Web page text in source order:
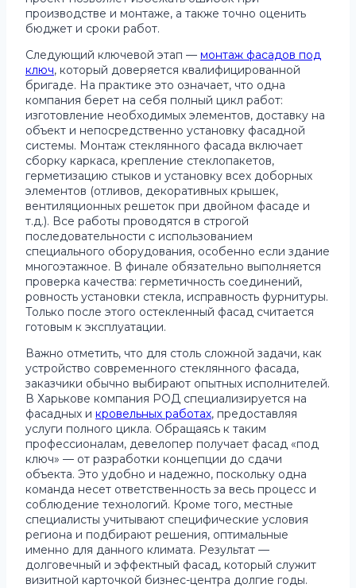
производстве и монтаже, а также точно оценить
бюджет и сроки работ.
Следующий ключевой этап — монтаж фасадов под
ключ, который доверяется квалифицированной
бригаде. На практике это означает, что одна
компания берет на себя полный цикл работ:
изготовление необходимых элементов, доставку на
объект и непосредственно установку фасадной
системы. Монтаж стеклянного фасада включает
сборку каркаса, крепление стеклопакетов,
герметизацию стыков и установку всех доборных
элементов (отливов, декоративных крышек,
вентиляционных решеток при двойном фасаде и
т.д.). Все работы проводятся в строгой
последовательности с использованием
специального оборудования, особенно если здание
многоэтажное. В финале обязательно выполняется
проверка качества: герметичность соединений,
ровность установки стекла, исправность фурнитуры.
Только после этого остекленный фасад считается
готовым к эксплуатации.
Важно отметить, что для столь сложной задачи, как
устройство современного стеклянного фасада,
заказчики обычно выбирают опытных исполнителей.
В Харькове компания РОД специализируется на
фасадных и кровельных работах, предоставляя
услуги полного цикла. Обращаясь к таким
профессионалам, девелопер получает фасад «под
ключ» — от разработки концепции до сдачи
объекта. Это удобно и надежно, поскольку одна
команда несет ответственность за весь процесс и
соблюдение технологий. Кроме того, местные
специалисты учитывают специфические условия
региона и подбирают решения, оптимальные
именно для данного климата. Результат —
долговечный и эффектный фасад, который служит
визитной карточкой бизнес-центра долгие годы.